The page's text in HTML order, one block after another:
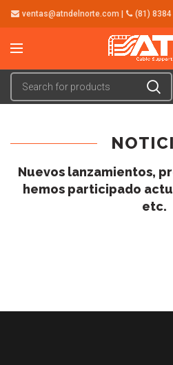
ventas@atndelnorte.com | (81) 8384
Nuevos lanzamientos,
hemos participado
etc.